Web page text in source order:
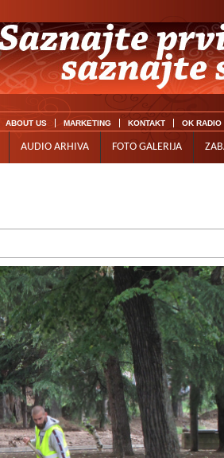
ABOUT US MARKETING KONTAKT OK RADIO
AUDIO ARHIVA FOTO GALERIJA